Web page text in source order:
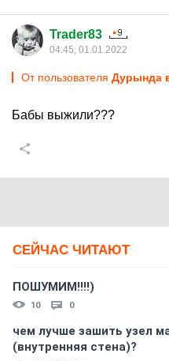
Trader83
04:45, 01.01.2022
От пользователя Дурында
Бабы выжили???
СЕЙЧАС ЧИТАЮТ
ПОШУМИМ!!!!)
10 0
чем лучше зашить узел
(внутренняя стена)?